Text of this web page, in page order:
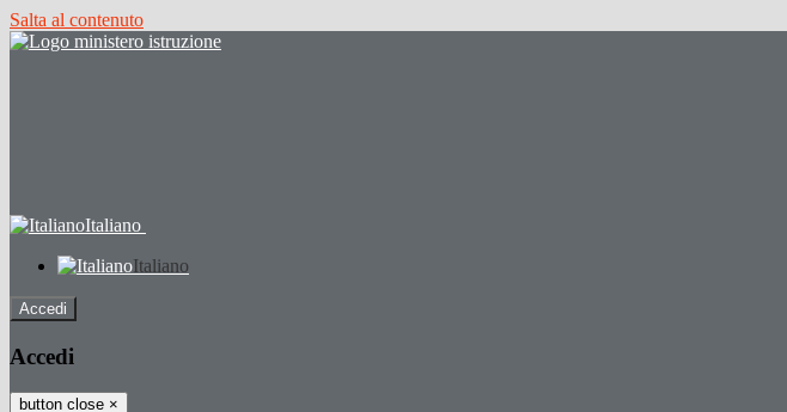
Salta al contenuto
Italiano
Italiano
Accedi
Accedi
button close ×